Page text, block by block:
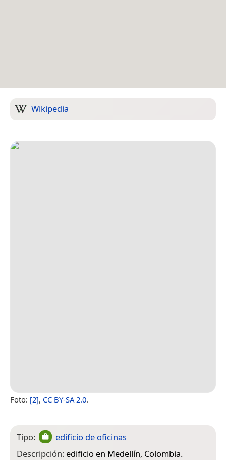
Wikipedia
Foto: [2], CC BY-SA 2.0.
Tipo:
edificio de oficinas
Descripción: edificio en Medellín, Colombia.